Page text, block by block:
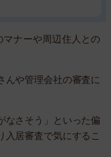
ナーや周辺住人との
んや管理会社の審査に
なさそう」といった偏
入居審査で気にするこ